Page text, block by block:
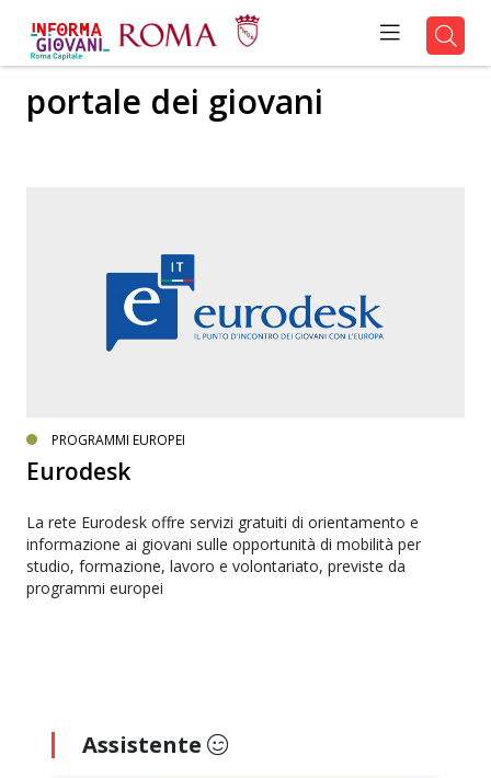
portale dei giovani
PROGRAMMI EUROPEI
Eurodesk
La rete Eurodesk offre servizi gratuiti di orientamento e
informazione ai giovani sulle opportunità di mobilità per
studio, formazione, lavoro e volontariato, previste da
programmi europei
Assistente